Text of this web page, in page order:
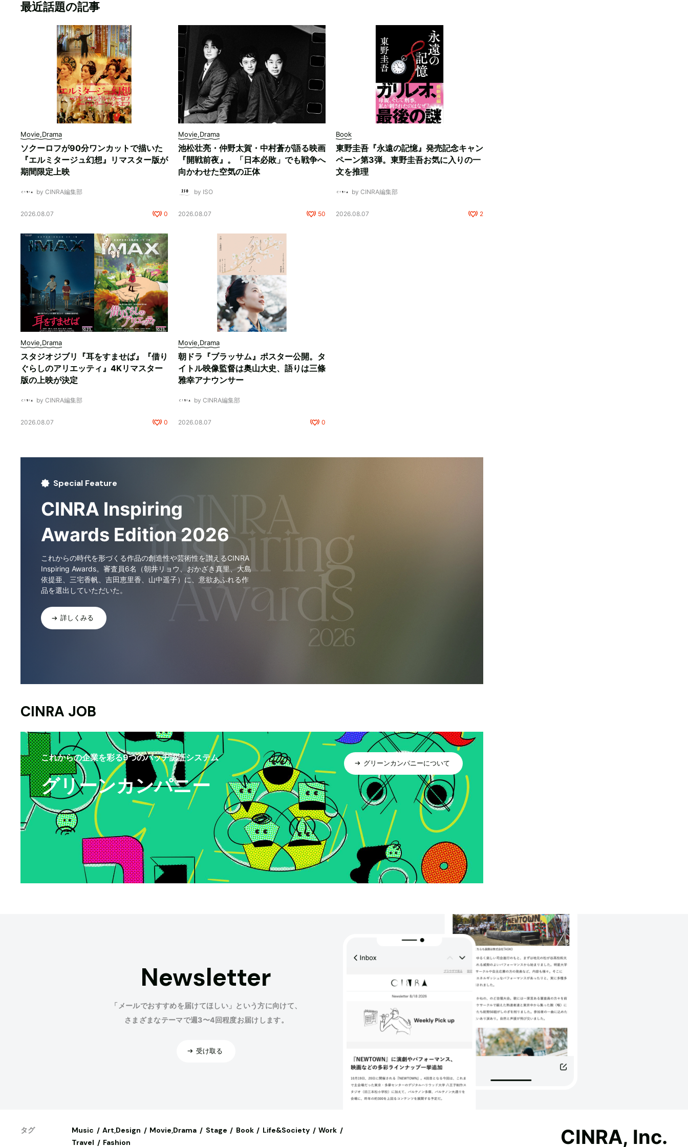
最近話題の記事
Movie,Drama
ソクーロフが90分ワンカットで描いた
『エルミタージュ幻想』リマスター版が
期間限定上映
by CINRA編集部
2026.08.07 0
Movie,Drama
池松壮亮・仲野太賀・中村蒼が語る映画
『開戦前夜』。「日本必敗」でも戦争へ
向かわせた空気の正体
by ISO
2026.08.07 50
Book
東野圭吾『永遠の記憶』発売記念キャン
ペーン第3弾。東野圭吾お気に入りの一
文を推理
by CINRA編集部
2026.08.07 2
Movie,Drama
スタジオジブリ『耳をすませば』『借り
ぐらしのアリエッティ』4Kリマスター
版の上映が決定
by CINRA編集部
2026.08.07 0
Movie,Drama
朝ドラ『ブラッサム』ポスター公開。タ
イトル映像監督は奥山大史、語りは三條
雅幸アナウンサー
by CINRA編集部
2026.08.07 0
Special Feature
CINRA Inspiring
Awards Edition 2026
これからの時代を形づくる作品の創造性や芸術性を讃えるCINRA
Inspiring Awards。審査員6名（朝井リョウ、おかざき真里、大島
依提亜、三宅香帆、吉田恵里香、山中遥子）に、意欲あふれる作
品を選出していただいた。
詳しくみる
CINRA JOB
これからの企業を彩る9つのバッヂ認証システム
グリーンカンパニー
グリーンカンパニーについて
Newsletter
「メールでおすすめを届けてほしい」という方に向けて、
さまざまなテーマで週3〜4回程度お届けします。
受け取る
タグ Music Art,Design Movie,Drama Stage Book Life&Society
Work
Travel
Fashion CINRA, Inc.